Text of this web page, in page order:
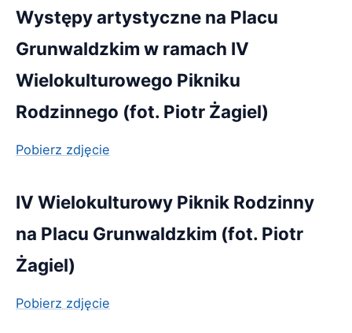
Występy artystyczne na Placu
Grunwaldzkim w ramach IV
Wielokulturowego Pikniku
Rodzinnego (fot. Piotr Żagiel)
Pobierz zdjęcie
IV Wielokulturowy Piknik Rodzinny
na Placu Grunwaldzkim (fot. Piotr
Żagiel)
Pobierz zdjęcie